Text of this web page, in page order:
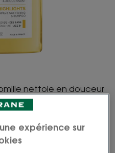
nettoie en douceur
de reflets dorés.
qui apporte de la
texture mielleuse et à
expérience sur